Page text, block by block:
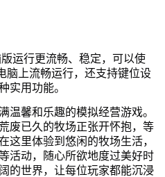
运行更流畅、稳定，可以使
脑上流畅运行，还支持键位设
实用功能。
温馨和乐趣的模拟经营游戏。
废已久的牧场正张开怀抱，等
这里体验到悠闲的牧场生活，
活动，随心所欲地度过美好时
的世界，让每位玩家都能沉浸